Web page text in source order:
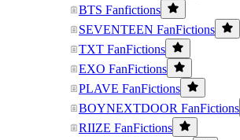
BTS Fanfictions
SEVENTEEN FanFictions
TXT FanFictions
EXO FanFictions
PLAVE FanFictions
BOYNEXTDOOR FanFictions
RIIZE FanFictions